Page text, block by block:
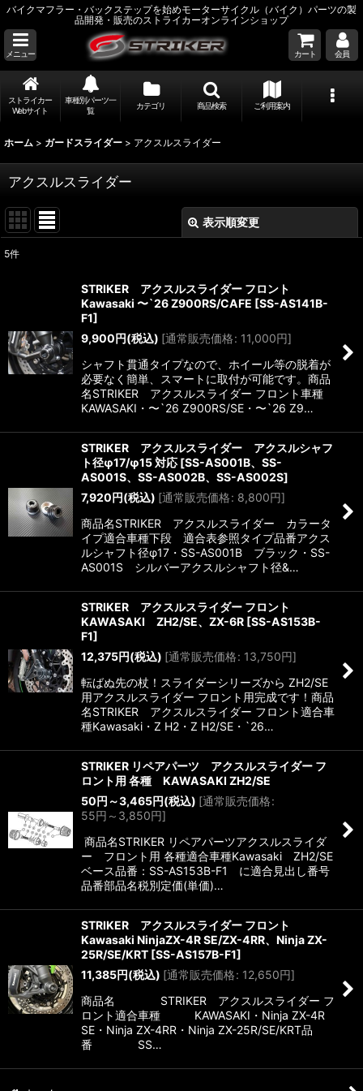
バイクマフラー・バックステップを始めモーターサイクル（バイク）パーツの製
品開発・販売のストライカーオンラインショップ
メニュー カート 会員
ストライカー
Webサイト
車種別パーツ一
覧
カテゴリ 商品検索 ご利用案内
ホーム > ガードスライダー > アクスルスライダー
アクスルスライダー
表示順変更
絞り込む
5件
STRIKER アクスルスライダー フロント
Kawasaki 〜`26 Z900RS/CAFE [SS-AS141B-
F1]
9,900 円(税込) [通常販売価格: 11,000円]
シャフト貫通タイプなので、ホイール等の脱着が
必要なく簡単、スマートに取付が可能です。商品
名STRIKER アクスルスライダー フロント車種
KAWASAKI・〜`26 Z900RS/SE・〜`26 Z9…
STRIKER アクスルスライダー アクスルシャフ
ト径φ17/φ15 対応 [SS-AS001B、SS-
AS001S、SS-AS002B、SS-AS002S]
7,920 円(税込) [通常販売価格: 8,800円]
商品名STRIKER アクスルスライダー カラータ
イプ適合車種下段 適合表参照タイプ品番アクス
ルシャフト径φ17・SS-AS001B ブラック・SS-
AS001S シルバーアクスルシャフト径&…
STRIKER アクスルスライダー フロント
KAWASAKI ZH2/SE、ZX-6R [SS-AS153B-
F1]
12,375円(税込) [通常販売価格: 13,750円]
転ばぬ先の杖！スライダーシリーズから ZH2/SE
用アクスルスライダー フロント用完成です！商品
名STRIKER アクスルスライダー フロント適合車
種Kawasaki・Z H2・Z H2/SE・`26…
STRIKER リペアパーツ アクスルスライダー フ
ロント用 各種 KAWASAKI ZH2/SE
50 円 ～3,465円(税込) [通常販売価格:
55円 ～3,850円]
商品名STRIKER リペアパーツアクスルスライダ
ー フロント用 各種適合車種Kawasaki ZH2/SE
ベース品番：SS-AS153B-F1 に適合見出し番号
品番部品名税別定価(単価)…
STRIKER アクスルスライダー フロント
Kawasaki NinjaZX-4R SE/ZX-4RR、Ninja ZX-
25R/SE/KRT [SS-AS157B-F1]
11,385円(税込) [通常販売価格: 12,650円]
商品名 STRIKER アクスルスライダー フ
ロント適合車種 KAWASAKI・Ninja ZX-4R
SE・Ninja ZX-4RR・Ninja ZX-25R/SE/KRT品
番 SS…